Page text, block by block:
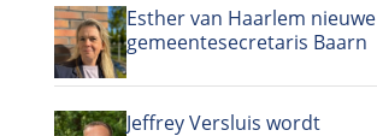
Esther van Haarlem nieuwe
gemeentesecretaris Baarn
Jeffrey Versluis wordt